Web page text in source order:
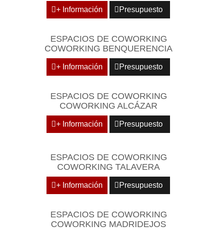
+ Información Presupuesto
ESPACIOS DE COWORKING
COWORKING BENQUERENCIA
+ Información Presupuesto
ESPACIOS DE COWORKING
COWORKING ALCÁZAR
+ Información Presupuesto
ESPACIOS DE COWORKING
COWORKING TALAVERA
+ Información Presupuesto
ESPACIOS DE COWORKING
COWORKING MADRIDEJOS